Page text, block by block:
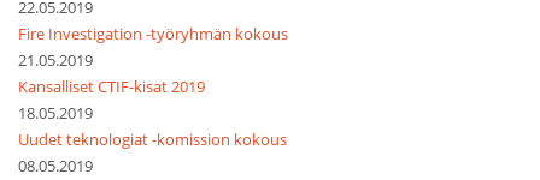
22.05.2019
Fire Investigation -työryhmän kokous
21.05.2019
Kansalliset CTIF-kisat 2019
18.05.2019
Uudet teknologiat -komission kokous
08.05.2019